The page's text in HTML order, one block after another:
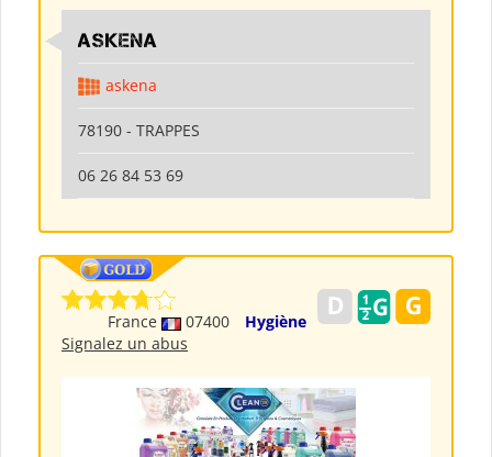
ASKENA
askena
78190 - TRAPPES
06 26 84 53 69
France 07400
Hygiène
Signalez un abus